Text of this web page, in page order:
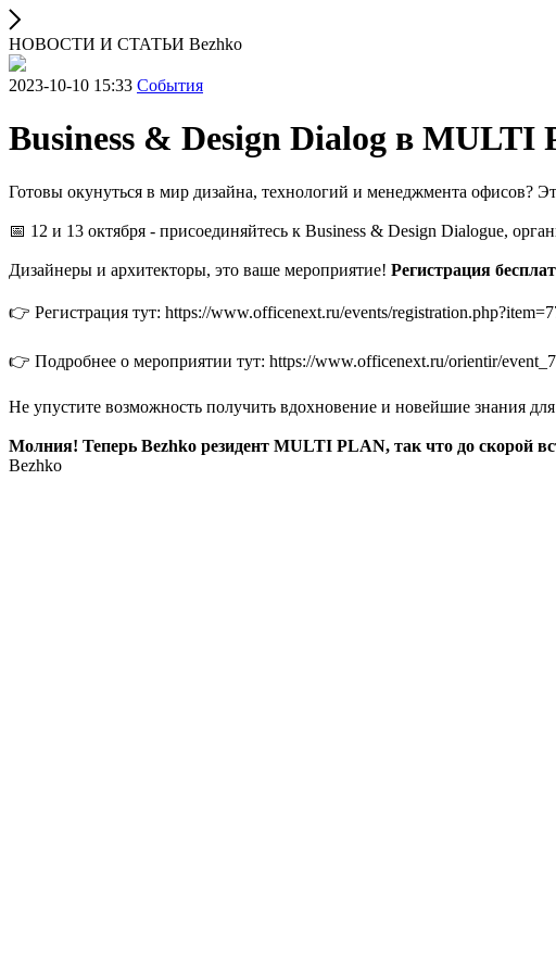
НОВОСТИ И СТАТЬИ Bezhko
2023-10-10 15:33 Cобытия
Business & Design Dialog в MULTI
Готовы окунуться в мир дизайна, технологий и менеджмента офисов?
📅 12 и 13 октября - присоединяйтесь к Business & Design Dialogue,
Дизайнеры и архитекторы, это ваше мероприятие! Регистрация
👉 Регистрация тут: https://www.officenext.ru/events/
👉 Подробнее о мероприятии тут: https://www.officenext.ru/orientir/
Не упустите возможность получить вдохновение и новейшие знания
Молния! Теперь Bezhko резидент MULTI PLAN, так что до скорой
Bezhko